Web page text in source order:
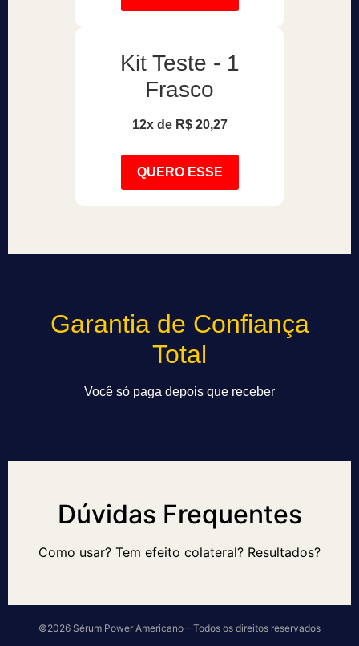
Kit Teste - 1
Frasco
12x de R$ 20,27
QUERO ESSE
Garantia de Confiança
Total
Você só paga depois que receber
Dúvidas Frequentes
Como usar? Tem efeito colateral? Resultados?
©2026 Sérum Power Americano – Todos os direitos reservados